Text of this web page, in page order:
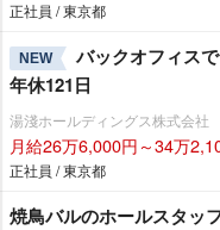
正社員 / 東京都
NEW
バックオフィス
年休121日
湯淺ホールディングス株式会社
月給26万6,000円～34万
正社員 / 東京都
焼鳥バルのホールスタッ